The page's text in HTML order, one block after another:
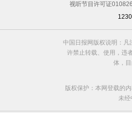
视听节目许可证
中国日报网版权说明：凡
许禁止转载、使用，违
体，
版权保护：本网登载的
未